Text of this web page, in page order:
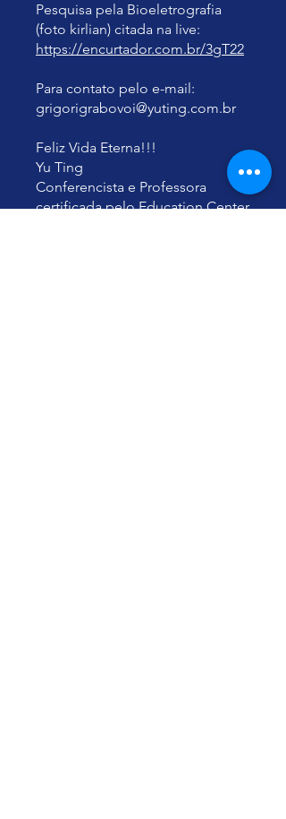
Pesquisa pela Bioeletrografia
https://encurtador.com.br/3gT22
Para contato pelo e-mail:
grigorigrabovoi@yuting.com.br
Feliz Vida Eterna!!!
Yu Ting
Conferencista e Professora
certificada pelo Education Center